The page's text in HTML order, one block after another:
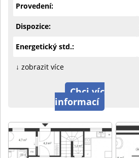
Provedení:
Dispozice:
Energetický std.:
↓ zobrazit více
Chci víc
informací